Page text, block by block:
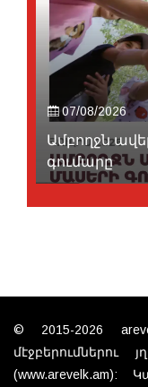
07/08/2026
Ամբողջն
գումարը
© 2015-2026